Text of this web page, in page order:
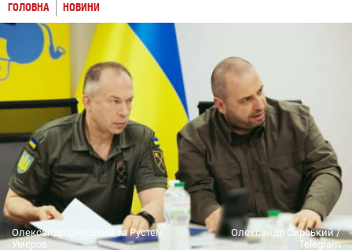
ГОЛОВНА НОВИНИ
Олександр Сирський та Рустем
Умєров
Олександр Сирський /
Telegram